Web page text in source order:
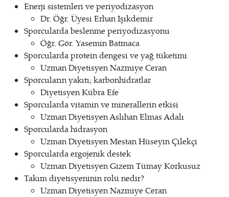
Enerji sistemleri ve periyodizasyon
Dr. Öğr. Üyesi Erhan Işıkdemir
Sporcularda beslenme periyodizasyonu
Öğr. Gör. Yasemin Batmaca
Sporcularda protein dengesi ve yağ tüketimi
Uzman Diyetisyen Nazmiye Ceran
Sporcuların yakıtı; karbonhidratlar
Diyetisyen Kübra Efe
Sporcularda vitamin ve minerallerin etkisi
Uzman Diyetisyen Aslıhan Elmas Adalı
Sporcularda hidrasyon
Uzman Diyetisyen Mestan Hüseyin Çilekçi
Sporcularda ergojenik destek
Uzman Diyetisyen Gizem Tümay Korkusuz
Takım diyetisyeninin rolü nedir?
Uzman Diyetisyen Nazmiye Ceran